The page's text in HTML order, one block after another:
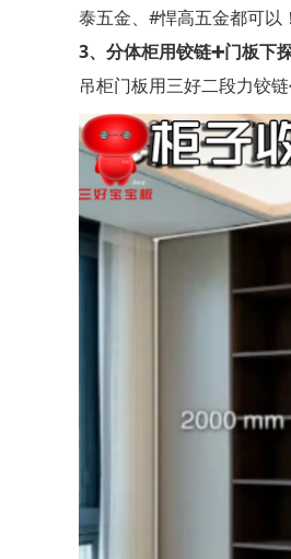
泰五金、 #悍高五金都可以！
3、 分体柜用铰链➕门板下
吊柜门板用三好二段力铰链